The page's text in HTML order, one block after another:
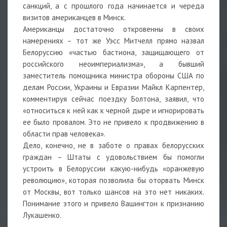
санкций, а с прошлого года начинается и череда
визитов американцев в Минск.
Американцы достаточно откровенны в своих
намерениях – тот же Уэсс Митчелл прямо назвал
Белоруссию «частью бастиона, защищающего от
российского неоимпериализма», а бывший
заместитель помощника министра обороны США по
делам России, Украины и Евразии Майкл Карпентер,
комментируя сейчас поездку Болтона, заявил, что
«относиться к ней как к черной дыре и игнорировать
ее было провалом. Это не привело к продвижению в
области прав человека».
Дело, конечно, не в заботе о правах белорусских
граждан – Штаты с удовольствием бы помогли
устроить в Белоруссии какую-нибудь «оранжевую
революцию», которая позволила бы оторвать Минск
от Москвы, вот только шансов на это нет никаких.
Понимание этого и привело Вашингтон к признанию
Лукашенко.